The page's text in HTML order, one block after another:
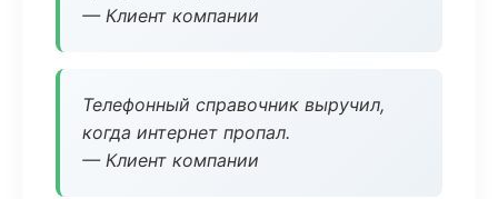
— Клиент компании
Телефонный справочник выручил,
когда интернет пропал.
— Клиент компании